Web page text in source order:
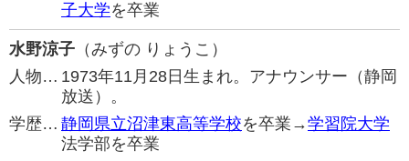
子大学を卒業
水野涼子 （みずの りょうこ）
人物… 1973年11月28日生まれ。アナウンサー（静岡
放送）。
学歴… 静岡県立沼津東高等学校を卒業→学習院大学
法学部を卒業